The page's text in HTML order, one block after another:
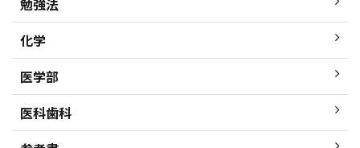
化学
医学部
医科歯科